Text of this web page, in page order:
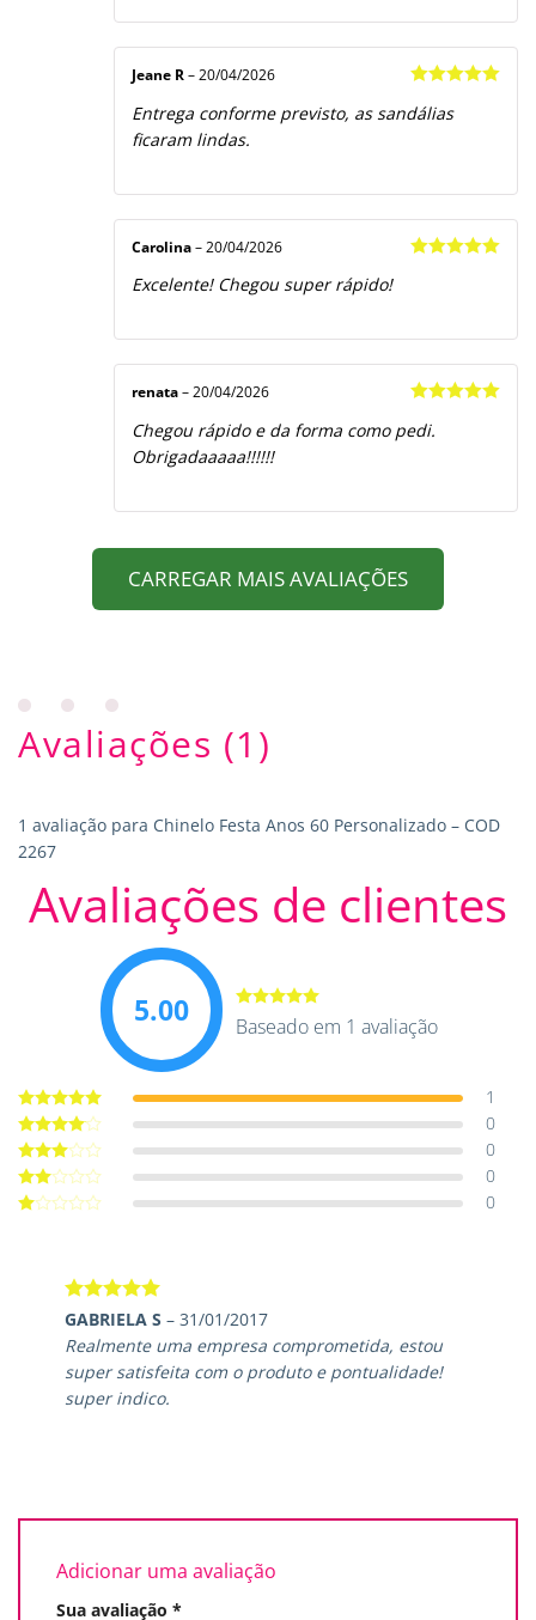
de 5
Jeane R – 20/04/2026
Entrega conforme previsto, as sandálias
ficaram lindas.
Carolina – 20/04/2026
Excelente! Chegou super rápido!
de 5
renata – 20/04/2026
Chegou rápido e da forma como pedi.
Obrigadaaaaa!!!!!!
CARREGAR MAIS AVALIAÇÕES
Avaliações (1)
1 avaliação para Chinelo Festa Anos 60 Personalizado – COD
2267
Avaliações de clientes
5.00
Avaliação
5.00de 5
Baseado em 1 avaliação
Avaliação5
de 5
1
Avaliação
4de 5
0
Avaliação
3de 5
0
Avaliação
0
0
Avaliação 5
de 5
GABRIELA S– 31/01/2017
Realmente uma empresa comprometida, estou
super satisfeita com o produto e pontualidade!
super indico.
Adicionar uma avaliação
Sua avaliação *